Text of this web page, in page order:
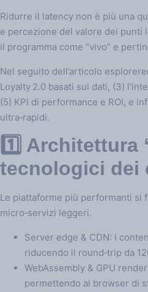
Ridurre il latency non è più una
e percezione del valore dei punti
il programma come “vivo” e
Nel seguito dell’articolo
Loyalty 2.0 basati sui dati, (3)
(5) KPI di performance e ROI, e
ultra‑rapidi.
1️⃣ Architettura
tecnologici dei
Le piattaforme più performanti si
micro‑servizi leggeri.
Server edge & CDN: i
riducendo il round‑trip da
WebAssembly & GPU
permettendo al browser di